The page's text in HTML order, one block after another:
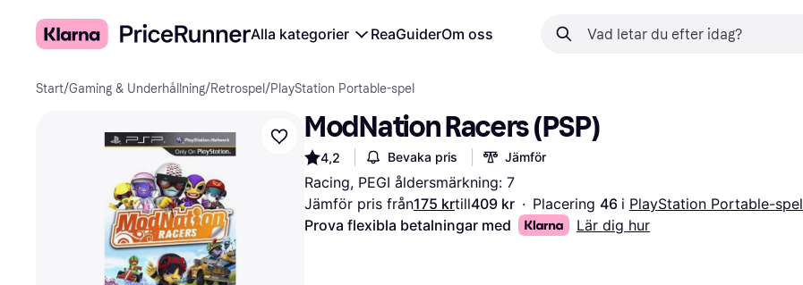
Alla kategorier ReaGuiderOm oss
Start/Gaming & Underhållning/Retrospel /PlayStation Portable-spel
ModNation Racers (PSP)
4,2 Bevaka pris Jämför
Racing, PEGI åldersmärkning: 7
Jämför pris från175 krtill409 kr · Placering 46 i PlayStation Portable-spel
Prova flexibla betalningar med
Lär dig hur